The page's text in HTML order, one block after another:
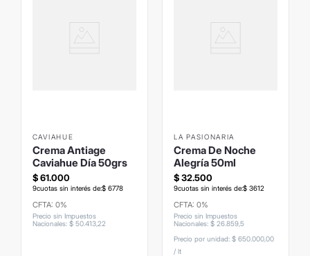
CAVIAHUE
Crema Antiage
Caviahue Día 50grs
$ 61.000
9cuotas sin interés de:$ 6778
CFTA: 0%
Precio sin Impuestos
Nacionales: $ 50.413,22
LA PASIONARIA
Crema De Noche
Alegría 50ml
$32.500
9cuotas sin interés de:$ 3612
CFTA: 0%
Precio sin Impuestos
Nacionales: $ 268595
Precio por unidad: $ 650.000,00
/ lt